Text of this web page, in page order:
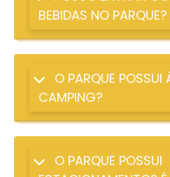
BEBIDAS NO PARQUE?
CAMPING?